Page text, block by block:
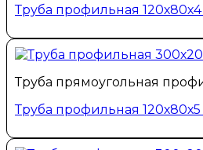
Труба профильная 120х80х4
Труба прямоугольная
Труба профильная 120х80х5